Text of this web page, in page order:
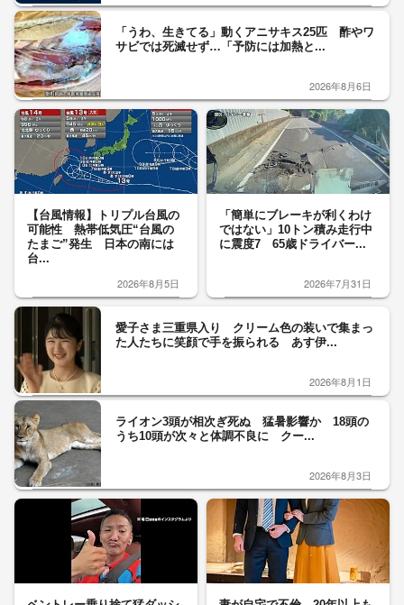
「うわ、生きてる」動くアニサキス25匹 酢やワ
サビでは死滅せず…「予防には加熱と...
2026年8月6日
【台風情報】トリプル台風の
可能性 熱帯低気圧“台風の
たまご”発生 日本の南には
台...
2026年8月5日
「簡単にブレーキが利くわけ
ではない」10トン積み走行中
に震度7 65歳ドライバー...
2026年7月31日
愛子さま三重県入り クリーム色の装いで集まっ
た人たちに笑顔で手を振られる あす伊...
2026年8月1日
ライオン3頭が相次ぎ死ぬ 猛暑影響か 18頭の
うち10頭が次々と体調不良に クー...
2026年8月3日